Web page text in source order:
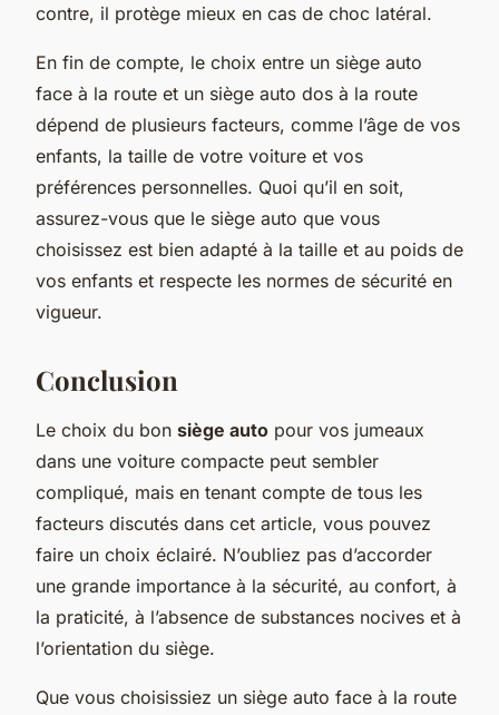
contre, il protège mieux en cas de choc latéral.
En fin de compte, le choix entre un siège auto
face à la route et un siège auto dos à la route
dépend de plusieurs facteurs, comme l’âge de vos
enfants, la taille de votre voiture et vos
préférences personnelles. Quoi qu’il en soit,
assurez-vous que le siège auto que vous
choisissez est bien adapté à la taille et au poids de
vos enfants et respecte les normes de sécurité en
vigueur.
Conclusion
Le choix du bon siège auto pour vos jumeaux
dans une voiture compacte peut sembler
compliqué, mais en tenant compte de tous les
facteurs discutés dans cet article, vous pouvez
faire un choix éclairé. N’oubliez pas d’accorder
une grande importance à la sécurité, au confort, à
la praticité, à l’absence de substances nocives et à
l’orientation du siège.
Que vous choisissiez un siège auto face à la route